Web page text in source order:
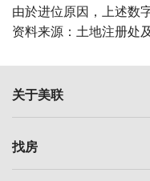
由於进位原因，上述数
资料来源：土地注册处
关于美联
美联集团
找房